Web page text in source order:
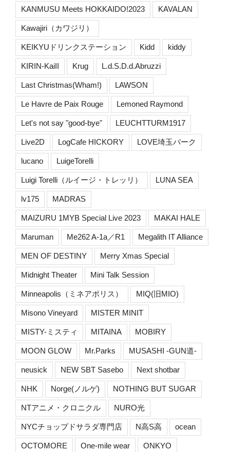
KANMUSU Meets HOKKAIDO!2023 KAVALAN
Kawajiri（カワジリ）
KEIKYUドリンクステーション Kidd kiddy
KIRIN-KaiII Krug L.d.S.D.d.Abruzzi
Last Christmas(Wham!) LAWSON
Le Havre de Paix Rouge Lemoned Raymond
Let's not say "good-bye" LEUCHTTURM1917
Live2D LogCafe HICKORY LOVE埼玉パーク
lucano LuigeTorelli
Luigi Torelli（ルイージ・トレッリ） LUNA SEA
lv175 MADRAS
MAIZURU 1MYB Special Live 2023 MAKAI HALE
Maruman Me262 A-1a／R1 Megalith IT Alliance
MEN OF DESTINY Merry Xmas Special
Midnight Theater Mini Talk Session
Minneapolis（ミネアポリス） MIQ(旧MIO)
Misono Vineyard MISTER MINIT
MISTY-ミスティ MITAINA MOBIRY
MOON GLOW Mr.Parks MUSASHI -GUN道-
neusick NEW SBT Sasebo Next shotbar
NHK Norge(ノルゲ) NOTHING BUT SUGAR
NTアニメ・クロニクル NURO光
NYCチョップドサラダ専門店 N高S高 ocean
OCTOMORE One-mile wear ONKYO